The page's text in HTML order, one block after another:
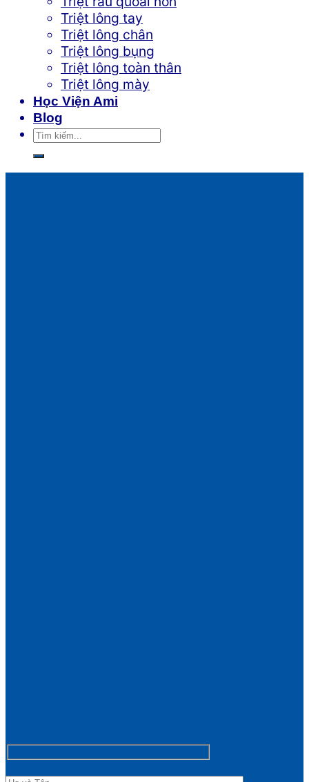
Triệt lông tay
Triệt lông chân
Triệt lông bụng
Triệt lông toàn thân
Triệt lông mày
Học Viện Ami
Blog